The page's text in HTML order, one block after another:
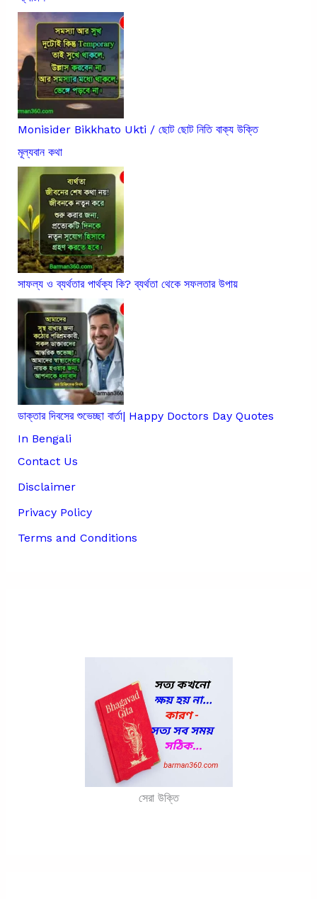
Monisider Bikkhato Ukti / ছোট ছোট নিতি বাক্য উক্তি
মূল্যবান কথা
সাফল্য ও ব্যর্থতার পার্থক্য কি? ব্যর্থতা থেকে সফলতার উপায়
ডাক্তার দিবসের শুভেচ্ছা বার্তা| Happy Doctors Day Quotes
In Bengali
Contact Us
Disclaimer
Privacy Policy
Terms and Conditions
সেরা উক্তি